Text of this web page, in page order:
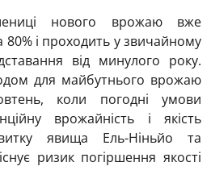
нового врожаю вже
і проходить у звичайному
від минулого року.
для майбутнього врожаю
коли погодні умови
врожайність і якість
явища Ель-Ніньйо та
ризик погіршення якості